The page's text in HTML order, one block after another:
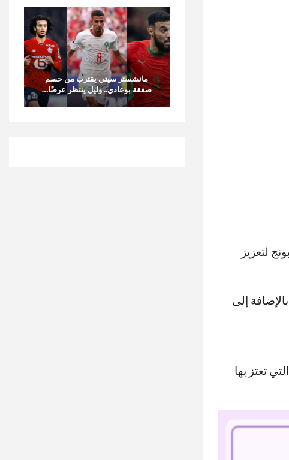
لتعزيز
إلى
تعتز بها
مانشستر سيتي يقترب من حسم
صفقة بوعادي.. وليل ينتظر عرضًا…